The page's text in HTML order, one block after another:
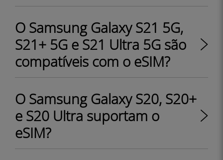
O Samsung Galaxy S21 5G,
S21+ 5G e S21 Ultra 5G são
compatíveis com o eSIM?
O Samsung Galaxy S20, S20+
e S20 Ultra suportam o
eSIM?